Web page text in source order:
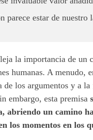
parece estar de nuestro
la importancia de un
humanas. A menudo,
de los argumentos y a
embargo, esta premisa
abriendo un camino
los momentos en los